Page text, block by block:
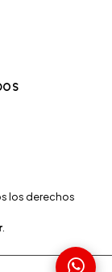
los derechos
.